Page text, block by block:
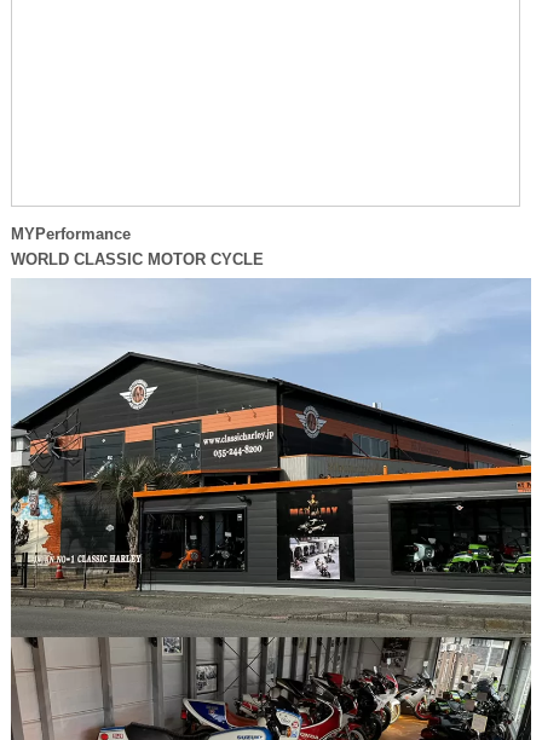
MYPerformance
WORLD CLASSIC MOTOR CYCLE